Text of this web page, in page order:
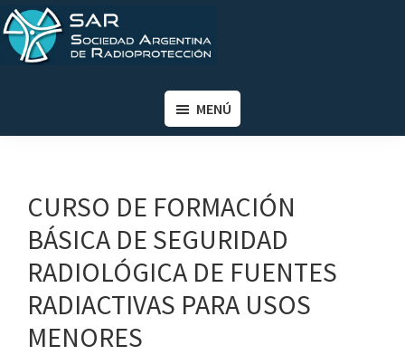
Saltar
al
contenido
Saltar
al
de
MENÚ
CURSO DE FORMACIÓN
BÁSICA DE SEGURIDAD
RADIOLÓGICA DE FUENTES
RADIACTIVAS PARA USOS
MENORES